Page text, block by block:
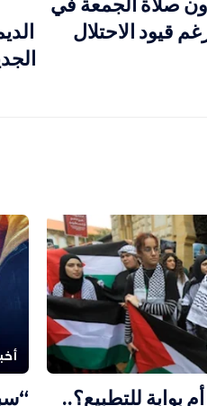
قيود الاحتلال
بوابة للتطبيع؟..